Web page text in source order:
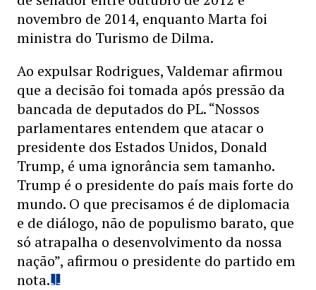
novembro de 2014, enquanto Marta foi
ministra do Turismo de Dilma.
Ao expulsar Rodrigues, Valdemar afirmou
que a decisão foi tomada após pressão da
bancada de deputados do PL. “Nossos
parlamentares entendem que atacar o
presidente dos Estados Unidos, Donald
Trump, é uma ignorância sem tamanho.
Trump é o presidente do país mais forte do
mundo. O que precisamos é de diplomacia
e de diálogo, não de populismo barato, que
só atrapalha o desenvolvimento da nossa
nação”, afirmou o presidente do partido em
nota.